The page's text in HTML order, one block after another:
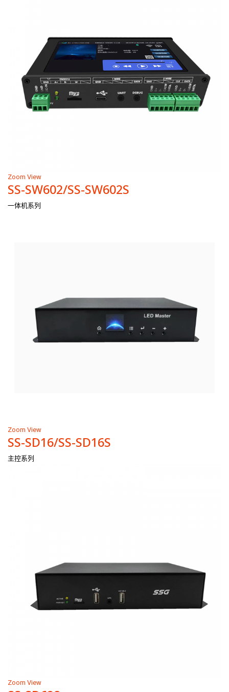
Zoom View
SS-SW602/SS-SW602S
一体机系列
Zoom View
SS-SD16/SS-SD16S
主控系列
Zoom View